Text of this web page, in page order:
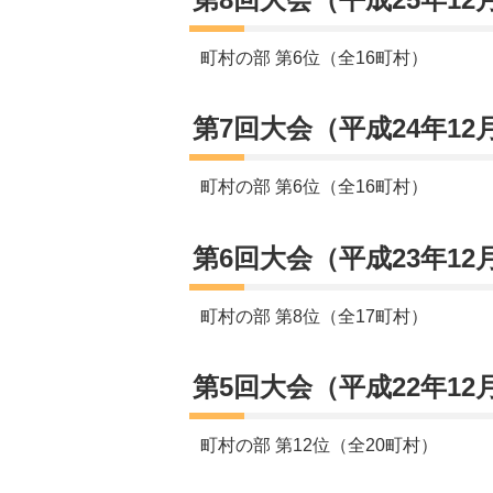
町村の部 第6位（全16町村）
第7回大会（平成24年12
町村の部 第6位（全16町村）
第6回大会（平成23年12
町村の部 第8位（全17町村）
第5回大会（平成22年12
町村の部 第12位（全20町村）